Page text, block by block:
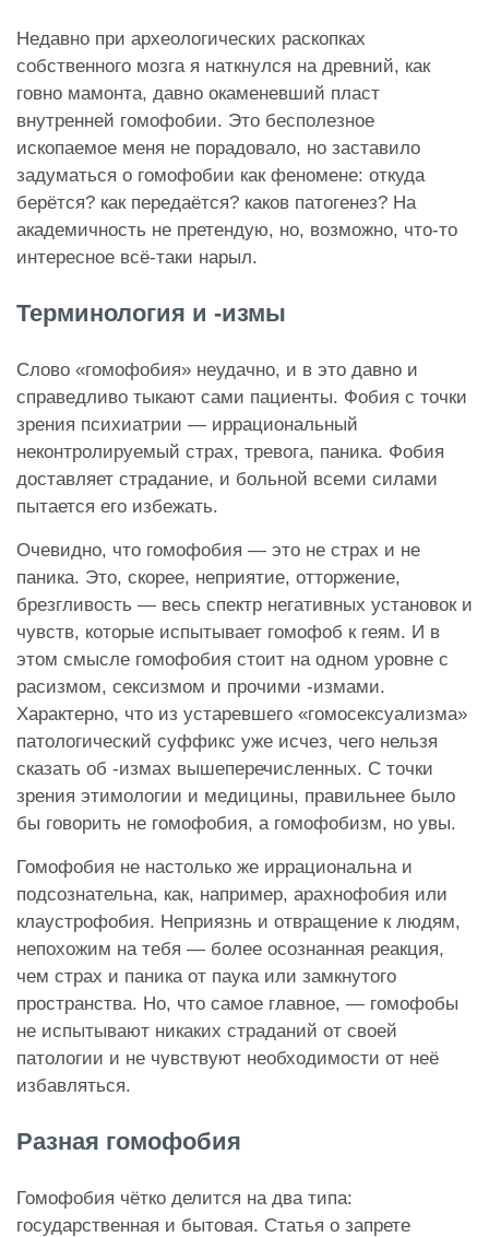
Недавно при археологических раскопках
собственного мозга я наткнулся на древний, как
говно мамонта, давно окаменевший пласт
внутренней гомофобии. Это бесполезное
ископаемое меня не порадовало, но заставило
задуматься о гомофобии как феномене: откуда
берётся? как передаётся? каков патогенез? На
академичность не претендую, но, возможно, что-то
интересное всё-таки нарыл.
Терминология и -измы
Слово «гомофобия» неудачно, и в это давно и
справедливо тыкают сами пациенты. Фобия с точки
зрения психиатрии — иррациональный
неконтролируемый страх, тревога, паника. Фобия
доставляет страдание, и больной всеми силами
пытается его избежать.
Очевидно, что гомофобия — это не страх и не
паника. Это, скорее, неприятие, отторжение,
брезгливость — весь спектр негативных установок и
чувств, которые испытывает гомофоб к геям. И в
этом смысле гомофобия стоит на одном уровне с
расизмом, сексизмом и прочими -измами.
Характерно, что из устаревшего «гомосексуализма»
патологический суффикс уже исчез, чего нельзя
сказать об -измах вышеперечисленных. С точки
зрения этимологии и медицины, правильнее было
бы говорить не гомофобия, а гомофобизм, но увы.
Гомофобия не настолько же иррациональна и
подсознательна, как, например, арахнофобия или
клаустрофобия. Неприязнь и отвращение к людям,
непохожим на тебя — более осознанная реакция,
чем страх и паника от паука или замкнутого
пространства. Но, что самое главное, — гомофобы
не испытывают никаких страданий от своей
патологии и не чувствуют необходимости от неё
избавляться.
Разная гомофобия
Гомофобия чётко делится на два типа:
государственная и бытовая. Статья о запрете